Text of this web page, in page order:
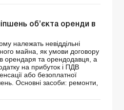
об’єкта оренди в
належать невіддільні
майна, як умови договору
в орендаря та орендодавця, а
на прибуток і ПДВ
або безоплатної
Основні засоби: ремонти,